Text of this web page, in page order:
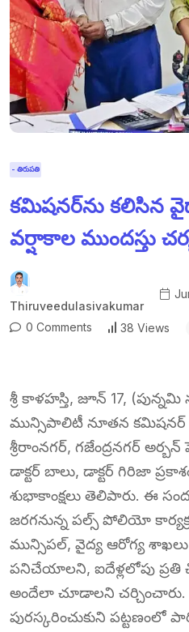
- తిరుపతి
కమిషనర్‌ను కలిసిన
వర్షాకాల ముందస్తు
Thiruveedulasivakumar
0 Comments 38 Views
శ్రీ కాళహస్తి, జూన్ 17, (పున్నమి
మున్సిపాలిటీ నూతన కమిషనర్‌
శ్రీరాంనగర్, గజేంద్రనగర్
డాక్టర్ బాలు, డాక్టర్ గిరిజా
శుభాకాంక్షలు తెలిపారు. ఈ
జరగనున్న పల్స్ పోలియో
మున్సిపల్, వైద్య ఆరోగ్య
పనిచేయాలని, ఐదేళ్లలోపు ప్రతి
అందేలా చూడాలని చర్చించారు.
పురస్కరించుకుని పట్టణంలో